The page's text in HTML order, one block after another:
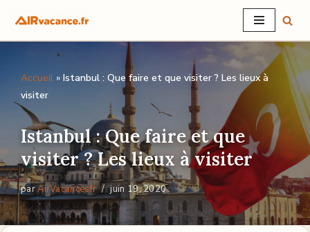
Aller
contenu
Accueil » Istanbul : Que faire et que visiter ? Les lieux à
visiter
Istanbul : Que faire et que
visiter ? Les lieux à visiter
parAirVacancesfr juin 19, 2020